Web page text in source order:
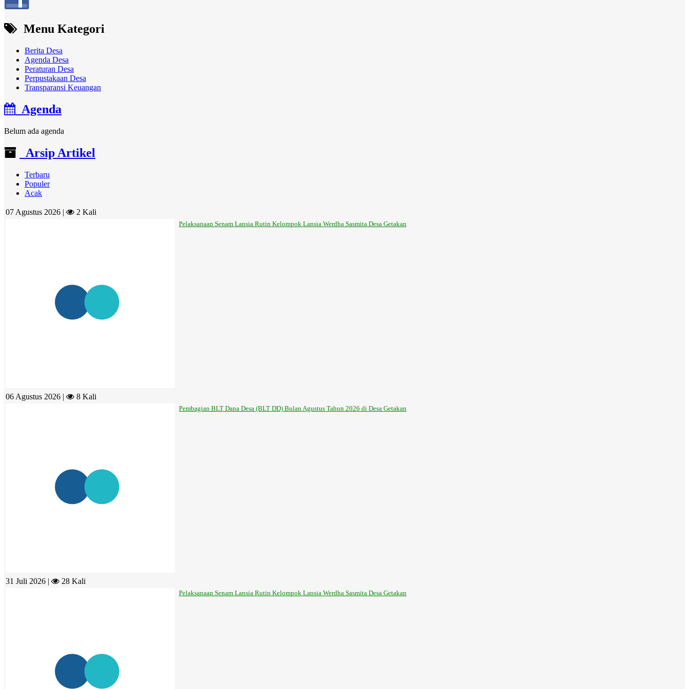
Menu Kategori
Berita Desa
Agenda Desa
Peraturan Desa
Perpustakaan Desa
Transparansi Keuangan
Agenda
Belum ada agenda
Arsip Artikel
Terbaru
Populer
Acak
07 Agustus 2026 | 2 Kali
Pelaksanaan Senam Lansia Rutin Kelompok Lansia Werdha Sasmita Desa Getakan
06 Agustus 2026 | 8 Kali
Pembagian BLT Dana Desa (BLT DD) Bulan Agustus Tahun 2026 di Desa Getakan
31 Juli 2026 | 28 Kali
Pelaksanaan Senam Lansia Rutin Kelompok Lansia Werdha Sasmita Desa Getakan